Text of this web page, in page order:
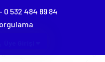
0 532 484 89 84